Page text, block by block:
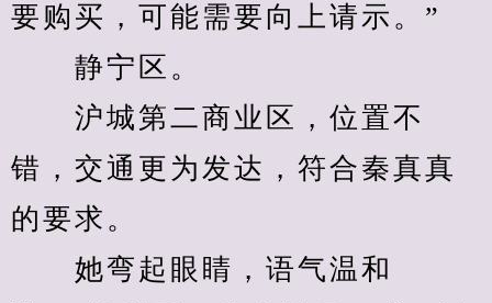
要购买，可能需要向上请示。”
静宁区。
沪城第二商业区，位置不
错，交通更为发达，符合秦真真
的要求。
她弯起眼睛，语气温和